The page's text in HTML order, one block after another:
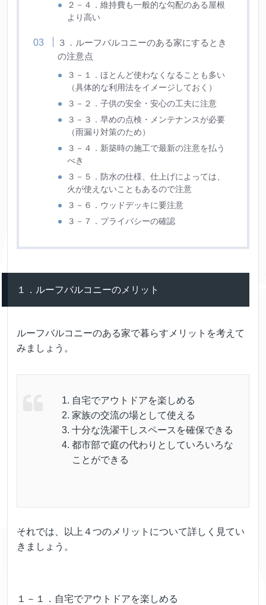
２－４．維持費も一般的な勾配のある屋根
より高い
３．ルーフバルコニーのある家にするとき
の注意点
３－１．ほとんど使わなくなることも多い
（具体的な利用法をイメージしておく）
３－２．子供の安全・安心の工夫に注意
３－３．早めの点検・メンテナンスが必要
（雨漏り対策のため）
３－４．新築時の施工で最新の注意を払う
べき
３－５．防水の仕様、仕上げによっては、
火が使えないこともあるので注意
３－６．ウッドデッキに要注意
３－７．プライバシーの確認
１．ルーフバルコニーのメリット
ルーフバルコニーのある家で暮らすメリットを考えて
みましょう。
自宅でアウトドアを楽しめる
家族の交流の場として使える
十分な洗濯干しスペースを確保できる
都市部で庭の代わりとしていろいろな
ことができる
それでは、以上４つのメリットについて詳しく見てい
きましょう。
１－１．自宅でアウトドアを楽しめる